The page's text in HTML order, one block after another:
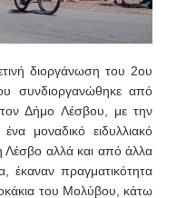
διοργάνωση του 2ου
συνδιοργανώθηκε από
Δήμο Λέσβου, με την
μοναδικό ειδυλλιακό
Λέσβο αλλά και από άλλα
έκαναν πραγματικότητα
του Μολύβου, κάτω